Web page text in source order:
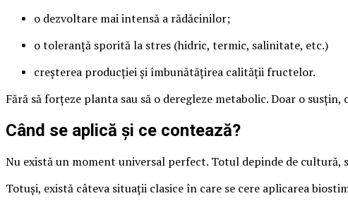
o dezvoltare mai intensă a rădăcinilor;
o toleranță sporită la stres (hidric, termic, salinitate, etc.)
creșterea producției și îmbunătățirea calității fructelor.
Fără să forțeze planta sau să o deregleze metabolic. Doar o
Când se aplică și ce contează?
Nu există un moment universal perfect. Totul depinde de
Totuși, există câteva situații clasice în care se cere aplicarea